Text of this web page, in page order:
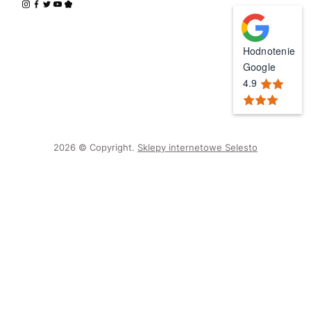
Hodnotenie
Google
4.9
2026 © Copyright. Sklepy internetowe Selesto